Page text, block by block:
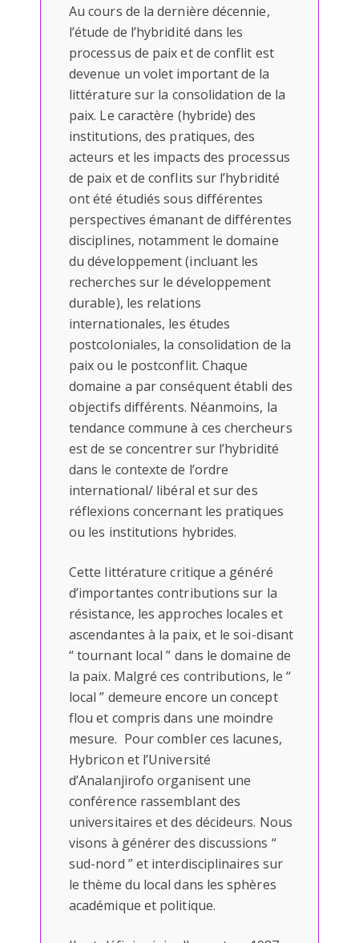
Au cours de la dernière décennie,
l’étude de l’hybridité dans les
processus de paix et de conflit est
devenue un volet important de la
littérature sur la consolidation de la
paix. Le caractère (hybride) des
institutions, des pratiques, des
acteurs et les impacts des processus
de paix et de conflits sur l’hybridité
ont été étudiés sous différentes
perspectives émanant de différentes
disciplines, notamment le domaine
du développement (incluant les
recherches sur le développement
durable), les relations
internationales, les études
postcoloniales, la consolidation de la
paix ou le postconflit. Chaque
domaine a par conséquent établi des
objectifs différents. Néanmoins, la
tendance commune à ces chercheurs
est de se concentrer sur l’hybridité
dans le contexte de l’ordre
international/ libéral et sur des
réflexions concernant les pratiques
ou les institutions hybrides.
Cette littérature critique a généré
d’importantes contributions sur la
résistance, les approches locales et
ascendantes à la paix, et le soi-disant
“ tournant local ” dans le domaine de
la paix. Malgré ces contributions, le “
local ” demeure encore un concept
flou et compris dans une moindre
mesure. Pour combler ces lacunes,
Hybricon et l’Université
d’Analanjirofo organisent une
conférence rassemblant des
universitaires et des décideurs. Nous
visons à générer des discussions “
sud-nord ” et interdisciplinaires sur
le thème du local dans les sphères
académique et politique.